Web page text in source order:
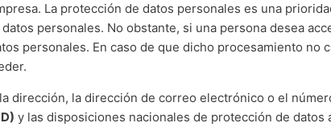
La protección de datos personales es una
personales. No obstante, si una persona desea
personales. En caso de que dicho procesamiento no
dirección, la dirección de correo electrónico o el
y las disposiciones nacionales de protección de datos